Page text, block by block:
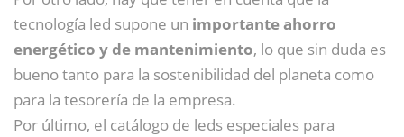
tecnología led supone un importante ahorro
energético y de mantenimiento, lo que sin duda es
bueno tanto para la sostenibilidad del planeta como
para la tesorería de la empresa.
Por último, el catálogo de leds especiales para